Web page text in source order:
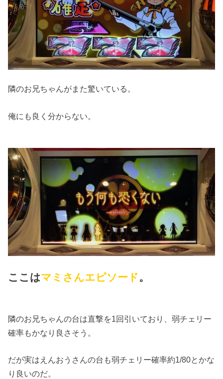
隣のお兄ちゃんがまた驚いている。
俺にも良く分からない。
ここはマミさんエピソード。
隣のお兄ちゃんの台は直撃を1回引いており、弱チェリー
確率もかなり良さそう。
だが実はえんおうさんの台も弱チェリー確率約1/80とかな
り良いのだ。